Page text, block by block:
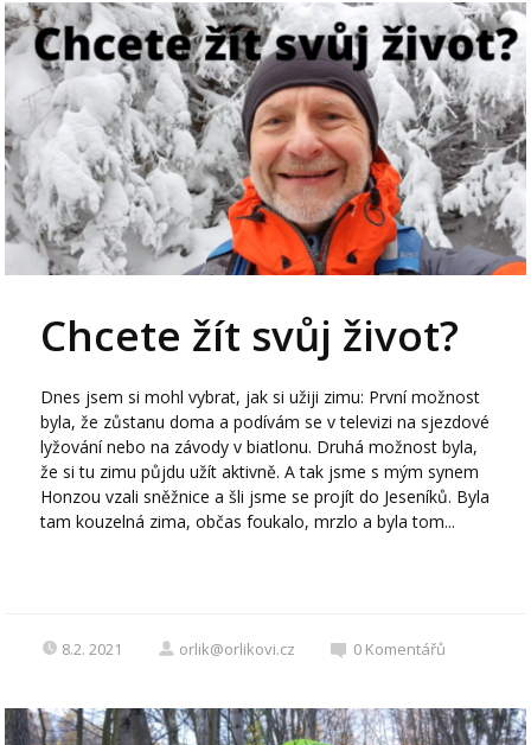
Chcete žít svůj život?
Dnes jsem si mohl vybrat, jak si užiji zimu: První možnost
byla, že zůstanu doma a podívám se v televizi na sjezdové
lyžování nebo na závody v biatlonu. Druhá možnost byla,
že si tu zimu půjdu užít aktivně. A tak jsme s mým synem
Honzou vzali sněžnice a šli jsme se projít do Jeseníků. Byla
tam kouzelná zima, občas foukalo, mrzlo a byla tom...
8.2. 2021 orlik@orlikovi.cz 0 Komentářů